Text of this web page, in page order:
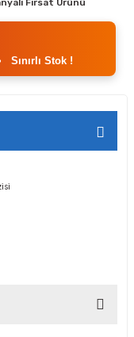
Sınırlı Stok !